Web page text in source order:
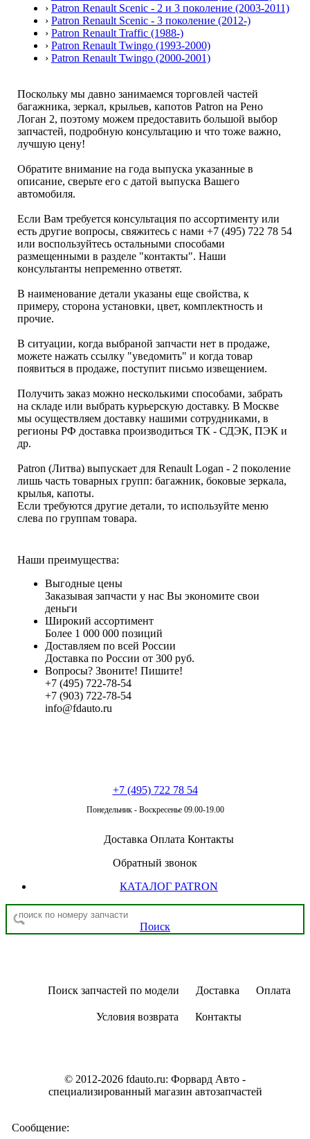
› Patron Renault Scenic - 2 и 3 поколение (2003-2011)
› Patron Renault Scenic - 3 поколение (2012-)
› Patron Renault Traffic (1988-)
› Patron Renault Twingo (1993-2000)
› Patron Renault Twingo (2000-2001)
Поскольку мы давно занимаемся торговлей частей
багажника, зеркал, крыльев, капотов Patron на Рено
Логан 2, поэтому можем предоставить большой выбор
запчастей, подробную консультацию и что тоже важно,
лучшую цену!
Обратите внимание на года выпуска указанные в
описание, сверьте его с датой выпуска Вашего
автомобиля.
Если Вам требуется консультация по ассортименту или
есть другие вопросы, свяжитесь с нами +7 (495) 722 78 54
или воспользуйтесь остальными способами
размещенными в разделе "контакты". Наши
консультанты непременно ответят.
В наименование детали указаны еще свойства, к
примеру, сторона установки, цвет, комплектность и
прочие.
В ситуации, когда выбраной запчасти нет в продаже,
можете нажать ссылку "уведомить" и когда товар
появиться в продаже, поступит письмо извещением.
Получить заказ можно несколькими способами, забрать
на складе или выбрать курьерскую доставку. В Москве
мы осуществляем доставку нашими сотрудниками, в
регионы РФ доставка производиться ТК - СДЭК, ПЭК и
др.
Patron (Литва) выпускает для Renault Logan - 2 поколение
лишь часть товарных групп: багажник, боковые зеркала,
крылья, капоты.
Если требуются другие детали, то используйте меню
слева по группам товара.
Наши преимущества:
Выгодные цены
Заказывая запчасти у нас Вы экономите свои
деньги
Широкий ассортимент
Более 1 000 000 позиций
Доставляем по всей России
Доставка по России от 300 руб.
Вопросы? Звоните! Пишите!
+7 (495) 722-78-54
+7 (903) 722-78-54
info@fdauto.ru
+7 (495) 722 78 54
Понедельник - Воскресенье 09.00-19.00
Доставка Оплата Контакты
Обратный звонок
КАТАЛОГ PATRON
Поиск
Поиск запчастей по модели Доставка Оплата
Условия возврата Контакты
© 2012-2026 fdauto.ru: Форвард Авто -
специализированный магазин автозапчастей
Сообщение: